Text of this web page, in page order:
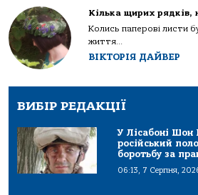
Кілька щирих рядків,
Колись паперові листи
життя...
ВІКТОРІЯ ДАЙВЕР
ВИБІР РЕДАКЦІЇ
У Лісабоні Шон
російський
боротьбу за
06:13, 7 Серпня,